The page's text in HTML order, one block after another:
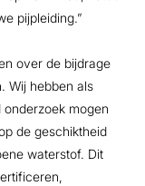
pijpleiding.”
over de bijdrage
Wij hebben als
mogen
de geschiktheid
waterstof. Dit